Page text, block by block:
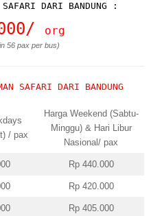
SAFARI DARI BANDUNG :
org
56 pax per bus)
SAFARI DARI BANDUNG
/ pax
Harga Weekend (Sabtu-
Minggu) & Hari Libur
Nasional/ pax
Rp 440.000
Rp 420.000
Rp 405.000